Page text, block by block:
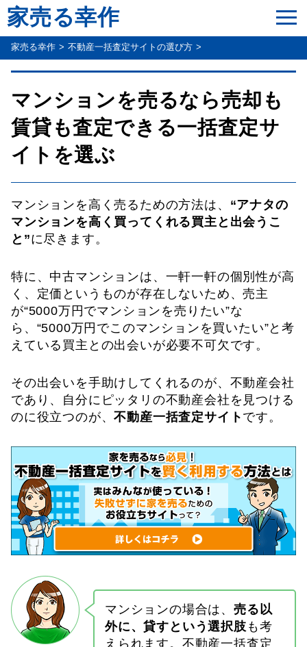
家売る幸作
家売る幸作 不動産一括査定サイトの選び方
マンションを売るなら売却も
賃貸も査定できる一括査定サ
イトを選ぶ
マンションを高く売るための方法は、 “アナタの
マンションを高く買ってくれる買主と出会うこ
と”に尽きます。
特に、中古マンションは、一軒一軒の個別性が高
く、定価というものが存在しないため、売主
が“5000万円でマンションを売りたい”な
ら、“5000万円でこのマンションを買いたい”と考
えている買主との出会いが必要不可欠です。
その出会いを手助けしてくれるのが、不動産会社
であり、自分にピッタリの不動産会社を見つける
のに役立つのが、不動産一括査定サイト です。
マンションの場合は、 売る以
外に、貸すという選択肢 も考
えられます。不動産一括査定